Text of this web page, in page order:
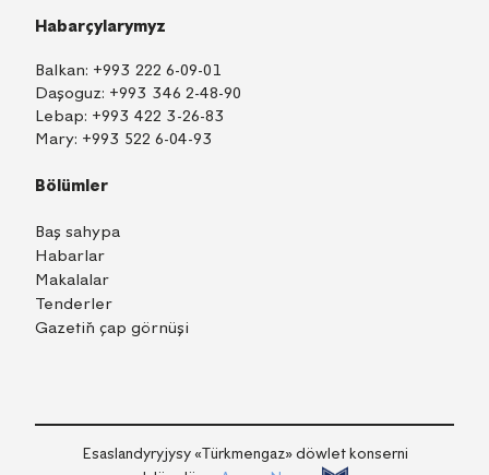
Habarçylarymyz
Balkan: +993 222 6-09-01
Daşoguz: +993 346 2-48-90
Lebap: +993 422 3-26-83
Mary: +993 522 6-04-93
Bölümler
Baş sahypa
Habarlar
Makalalar
Tenderler
Gazetiň çap görnüşi
Esaslandyryjysy «Тürkmengaz» döwlet konserni